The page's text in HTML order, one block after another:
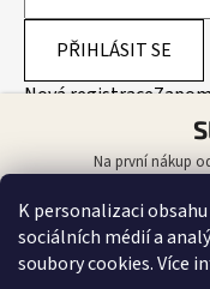
K personalizaci
sociálních médií a
soubory cookies. Více
PŘIHLÁSIT SE
Nová registrace
Přijímáme
Na první nákup